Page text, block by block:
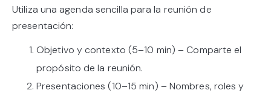
Utiliza una agenda sencilla para la reunión de
presentación:
Objetivo y contexto (5–10 min) – Comparte el
propósito de la reunión.
Presentaciones (10–15 min) – Nombres, roles y